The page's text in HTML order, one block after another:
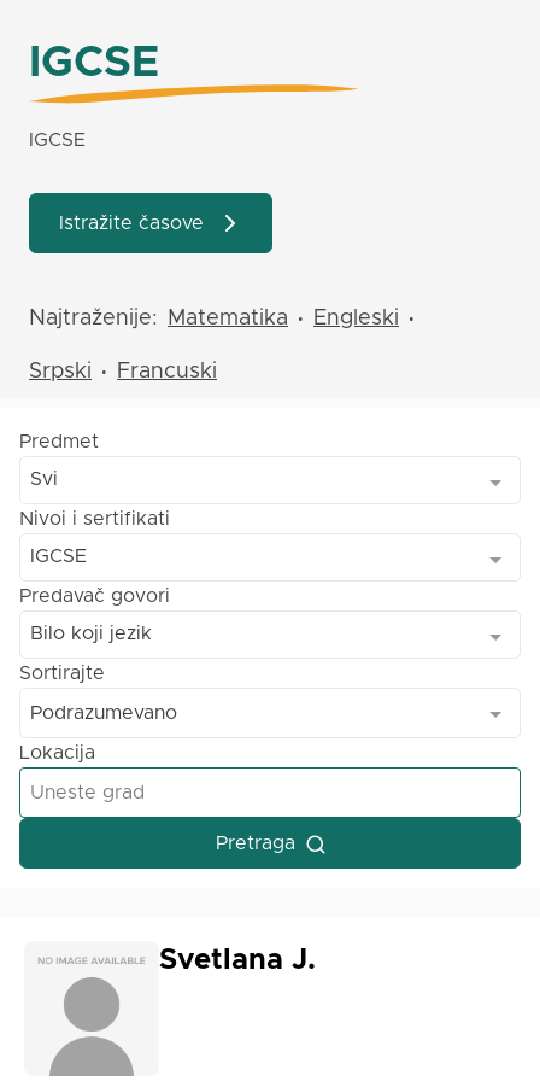
IGCSE
IGCSE
Istražite časove
Najtraženije: Matematika • Engleski •
Srpski • Francuski
Predmet
Svi
Nivoi i sertifikati
IGCSE
Predavač govori
Bilo koji jezik
Sortirajte
Podrazumevano
Lokacija
Pretraga
Svetlana J.